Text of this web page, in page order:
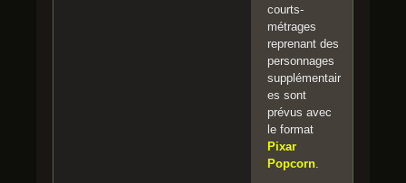
courts-
métrages
reprenant des
personnages
supplémentair
es sont
prévus avec
le format
Pixar
Popcorn